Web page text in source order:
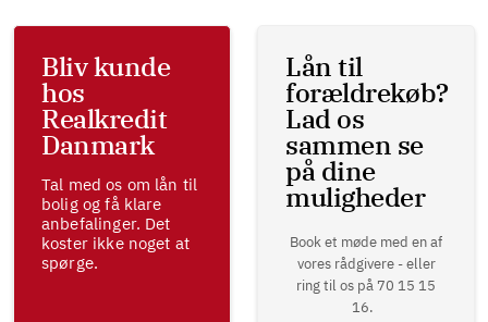
Bliv kunde
hos
Realkredit
Danmark
Tal med os om lån til
bolig og få klare
anbefalinger. Det
koster ikke noget at
spørge.
Lån til
forældrekøb?
Lad os
sammen se
på dine
muligheder
Book et møde med en af
vores rådgivere - eller
ring til os på 70 15 15
16.